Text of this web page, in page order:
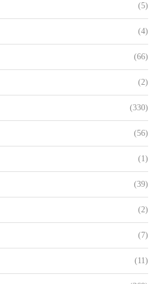
(5)
(4)
(66)
(2)
(330)
(56)
(1)
(39)
(2)
(7)
(11)